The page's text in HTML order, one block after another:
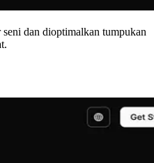
dan dioptimalkan tumpukan